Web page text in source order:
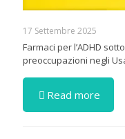
17 Settembre 2025
Farmaci per l’ADHD
preoccupazioni negli
Read more